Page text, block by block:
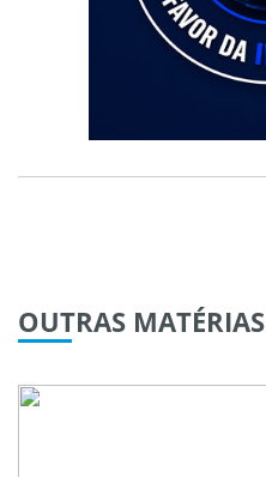
OUTRAS MATÉRIAS